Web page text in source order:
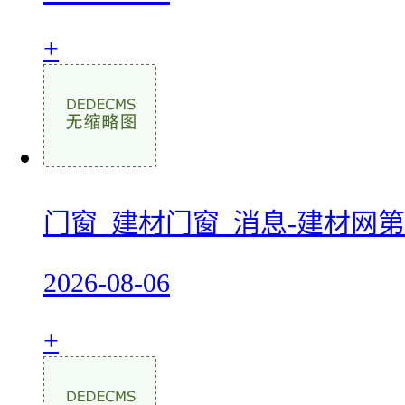
+
门窗_建材门窗_消息-建材网
2026-08-06
+